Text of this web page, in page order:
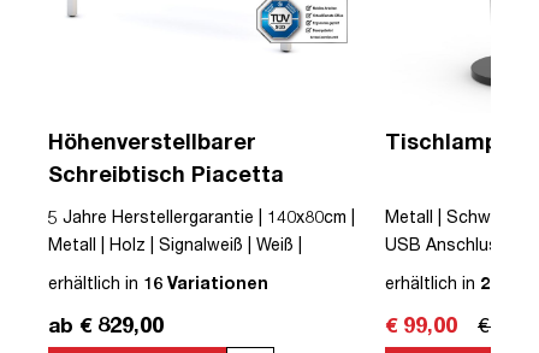
Höhenverstellbarer
Schreibtisch Piacetta
5 Jahre Herstellergarantie | 140x80cm |
Metall | Holz | Signalweiß | Weiß |
Schreibtisch | höhenverstellbar |
Signalweiß | Kollisions-Schutz
erhältlich in 16 Variationen
ab € 829,00
Tischlampe
Metall | Schwarz |
USB Anschluss |
erhältlich in 2
€ 99,00
€